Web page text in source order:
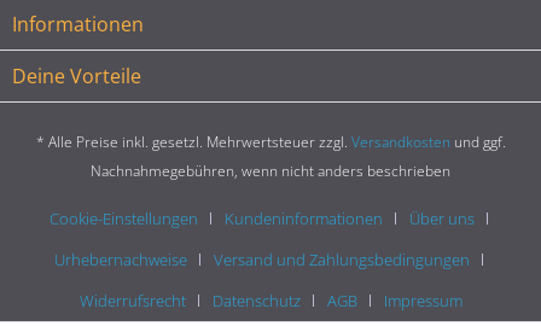
Informationen
Deine Vorteile
* Alle Preise inkl. gesetzl. Mehrwertsteuer zzgl. Versandkosten und ggf.
Nachnahmegebühren, wenn nicht anders beschrieben
Cookie-Einstellungen Kundeninformationen
Über uns
Urhebernachweise
Versand und Zahlungsbedingungen
Widerrufsrecht
Datenschutz AGB Impressum